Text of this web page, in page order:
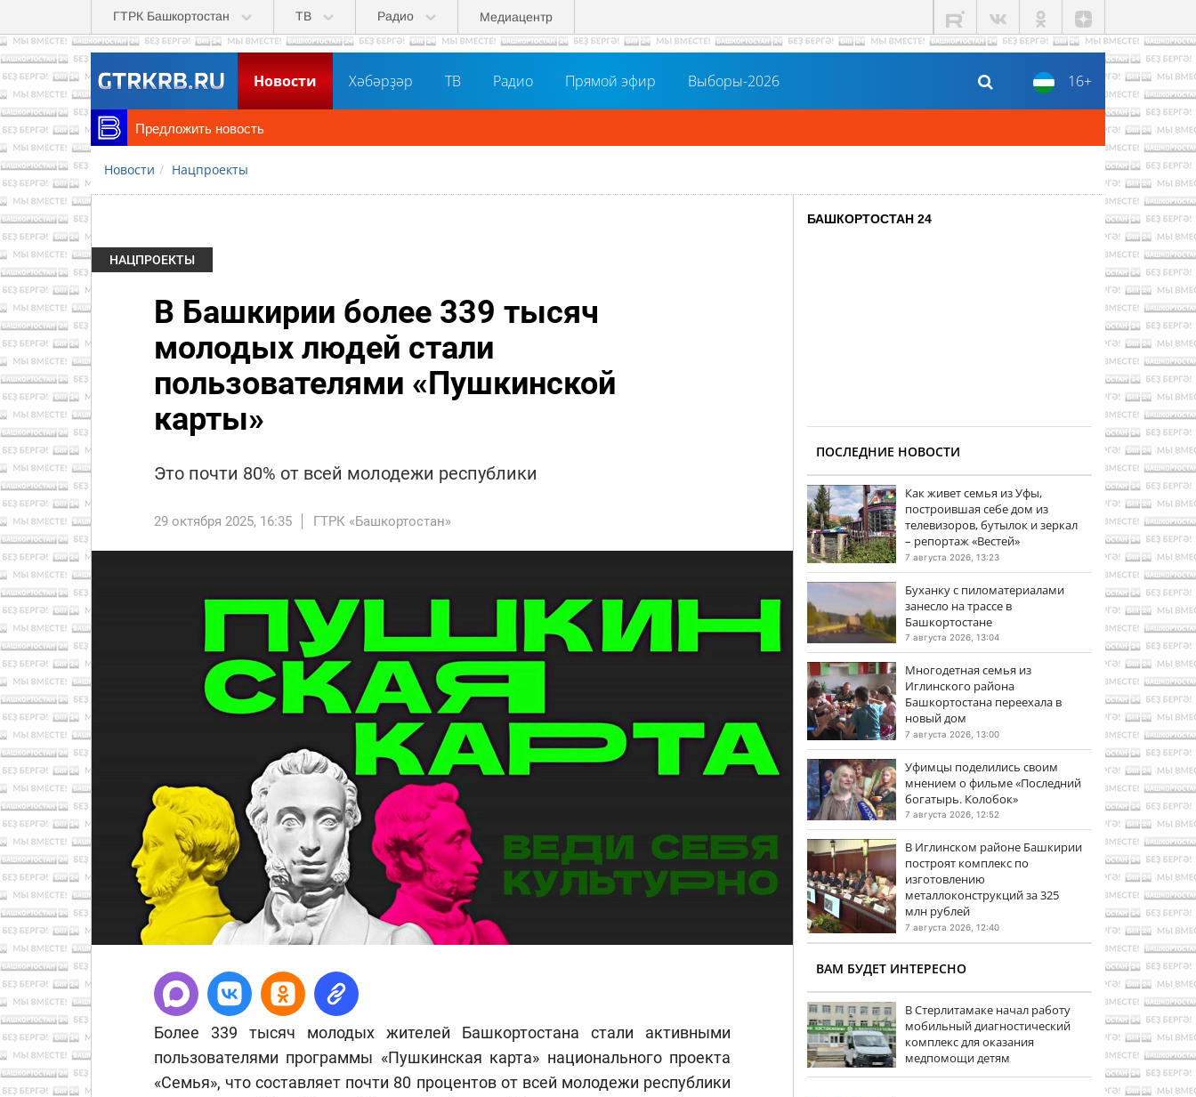
Перейти к основному содержанию
ГТРК Башкортостан ТВ Радио Медиацентр
16+
Новости Хәбәрҙәр ТВ Радио Прямой эфир Выборы-2026
Предложить новость
Новости Нацпроекты
НАЦПРОЕКТЫ
В Башкирии более 339 тысяч
молодых людей стали
пользователями «Пушкинской
карты»
Это почти 80% от всей молодежи республики
29 октября 2025, 16:35 ГТРК «Башкортостан»
Более 339 тысяч молодых жителей Башкортостана стали активными
пользователями программы «Пушкинская карта» национального проекта
«Семья», что составляет почти 80 процентов от всей молодежи республики
БАШКОРТОСТАН 24
ПОСЛЕДНИЕ НОВОСТИ
Как живет семья из Уфы,
построившая себе дом из
телевизоров, бутылок и зеркал
– репортаж «Вестей»
7 августа 2026, 13:23
Буханку с пиломатериалами
занесло на трассе в
Башкортостане
7 августа 2026, 13:04
Многодетная семья из
Иглинского района
Башкортостана переехала в
новый дом
7 августа 2026, 13:00
Уфимцы поделились своим
мнением о фильме «Последний
богатырь. Колобок»
7 августа 2026, 12:52
В Иглинском районе Башкирии
построят комплекс по
изготовлению
металлоконструкций за 325
млн рублей
7 августа 2026, 12:40
ВАМ БУДЕТ ИНТЕРЕСНО
В Стерлитамаке начал работу
мобильный диагностический
комплекс для оказания
медпомощи детям